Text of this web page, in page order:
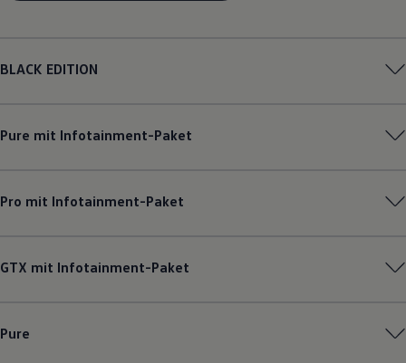
BLACK EDITION
Pure mit Infotainment-Paket
Pro mit Infotainment-Paket
GTX mit Infotainment-Paket
Pure